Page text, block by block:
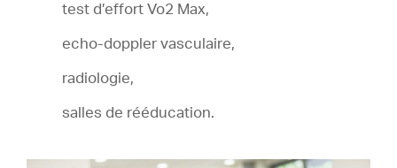
test d’effort Vo2 Max,
echo-doppler vasculaire,
radiologie,
salles de rééducation.